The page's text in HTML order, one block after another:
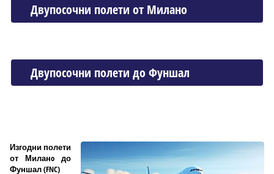
Двупосочни полети от Миланo
Двупосочни полети до Фуншал
Изгодни полети
от Миланo до
Фуншал (FNC)